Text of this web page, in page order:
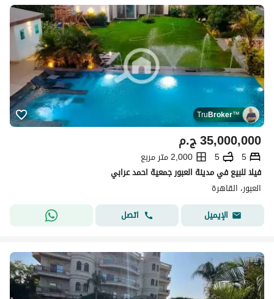
TruBroker™
ج.م35,000,000
5
5
2,000 متر مربع
فيلا للبيع في مدينة العبور جمعية احمد عرابي
العبور، القاهرة
الإيميل
اتصل